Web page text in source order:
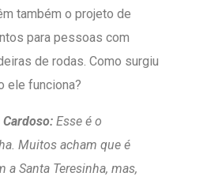
também o projeto de
para pessoas com
de rodas. Como surgiu
ele funciona?
Esse é o
Muitos acham que é
a Santa Teresinha, mas,